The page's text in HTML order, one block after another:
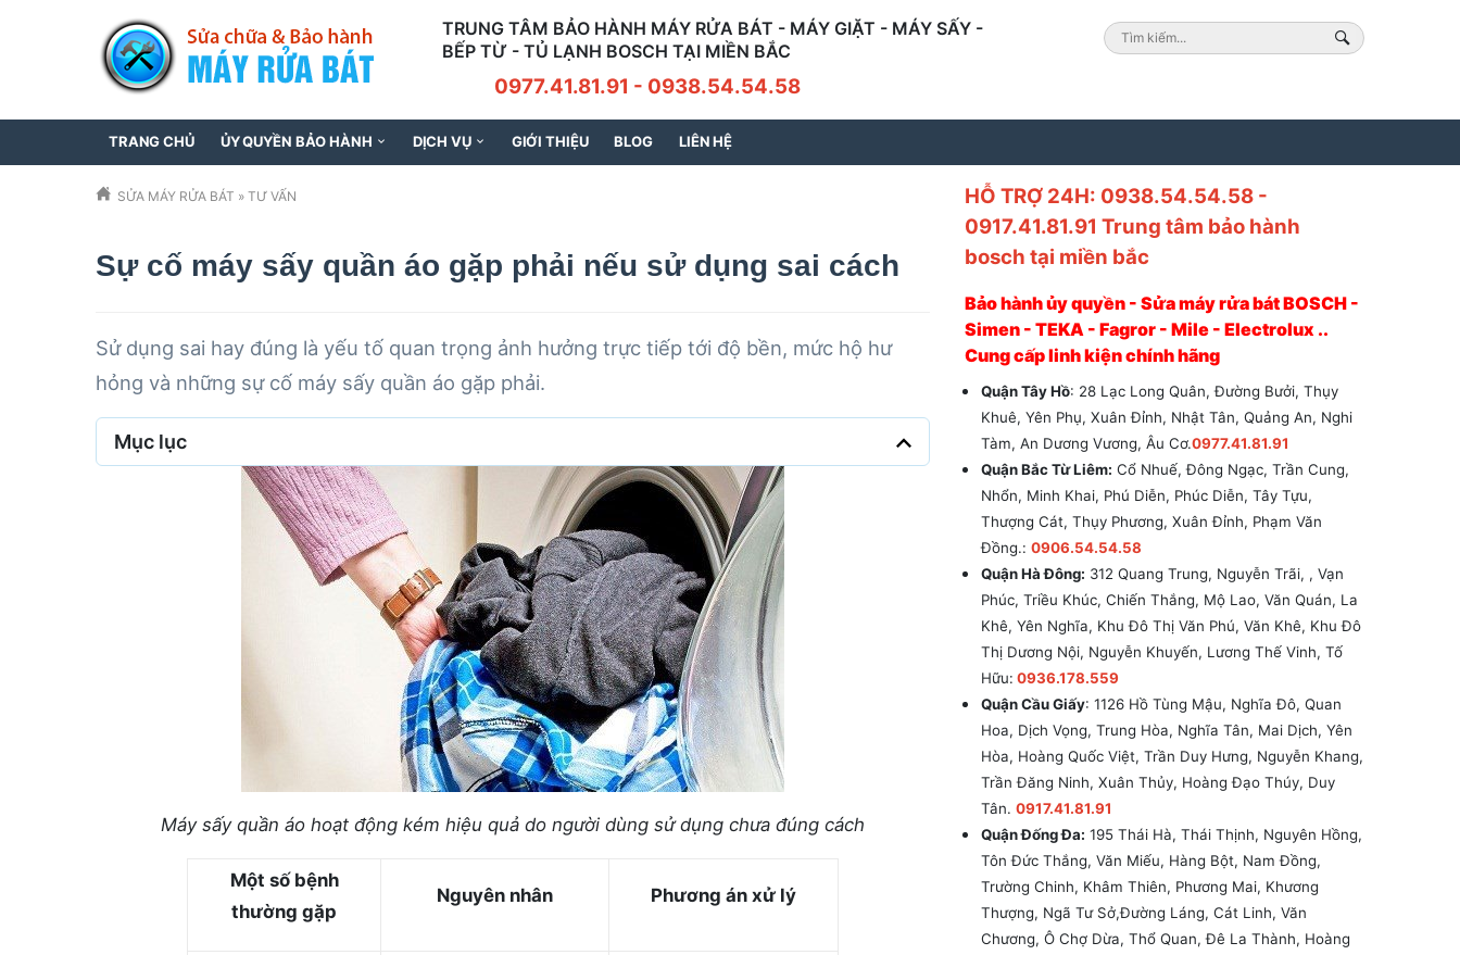
TRUNG TÂM BẢO HÀNH MÁY RỬA BÁT - MÁY GIẶT - MÁY SẤY -
BẾP TỪ - TỦ LẠNH BOSCH TẠI MIỀN BẮC
0977.41.81.91 - 0938.54.54.58
TRANG CHỦ ỦY QUYỀN BẢO HÀNH DỊCH VỤ GIỚI THIỆU BLOG LIÊN HỆ
SỬA MÁY RỬA BÁT » TƯ VẤN
Sự cố máy sấy quần áo gặp phải nếu sử dụng sai cách
Sử dụng sai hay đúng là yếu tố quan trọng ảnh hưởng trực tiếp tới độ bền, mức hộ hư
hỏng và những sự cố máy sấy quần áo gặp phải.
Mục lục
Máy sấy quần áo hoạt động kém hiệu quả do người dùng sử dụng chưa đúng cách
Một số bệnh
thường gặp
Nguyên nhân Phương án xử lý
HỖ TRỢ 24H: 0938.54.54.58 -
0917.41.81.91 Trung tâm bảo hành
bosch tại miền bắc
Bảo hành ủy quyền - Sửa máy rửa bát BOSCH -
Simen - TEKA - Fagror - Mile - Electrolux ..
Cung cấp linh kiện chính hãng
Quận Tây Hồ: 28 Lạc Long Quân, Đường Bưởi, Thụy
Khuê, Yên Phụ, Xuân Đỉnh, Nhật Tân, Quảng An, Nghi
Tàm, An Dương Vương, Âu Cơ.0977.41.81.91
Quận Bắc Từ Liêm: Cổ Nhuế, Đông Ngạc, Trần Cung,
Nhổn, Minh Khai, Phú Diễn, Phúc Diễn, Tây Tựu,
Thượng Cát, Thụy Phương, Xuân Đỉnh, Phạm Văn
Đồng.: 0906.54.54.58
Quận Hà Đông: 312 Quang Trung, Nguyễn Trãi, , Vạn
Phúc, Triều Khúc, Chiến Thắng, Mộ Lao, Văn Quán, La
Khê, Yên Nghĩa, Khu Đô Thị Văn Phú, Văn Khê, Khu Đô
Thị Dương Nội, Nguyễn Khuyến, Lương Thế Vinh, Tố
Hữu: 0936.178.559
Quận Cầu Giấy: 1126 Hồ Tùng Mậu, Nghĩa Đô, Quan
Hoa, Dịch Vọng, Trung Hòa, Nghĩa Tân, Mai Dịch, Yên
Hòa, Hoàng Quốc Việt, Trần Duy Hưng, Nguyễn Khang,
Trần Đăng Ninh, Xuân Thủy, Hoàng Đạo Thúy, Duy
Tân. 0917.41.81.91
Quận Đống Đa: 195 Thái Hà, Thái Thịnh, Nguyên Hồng,
Tôn Đức Thắng, Văn Miếu, Hàng Bột, Nam Đồng,
Trường Chinh, Khâm Thiên, Phương Mai, Khương
Thượng, Ngã Tư Sở,Đường Láng, Cát Linh, Văn
Chương, Ô Chợ Dừa, Thổ Quan, Đê La Thành, Hoàng